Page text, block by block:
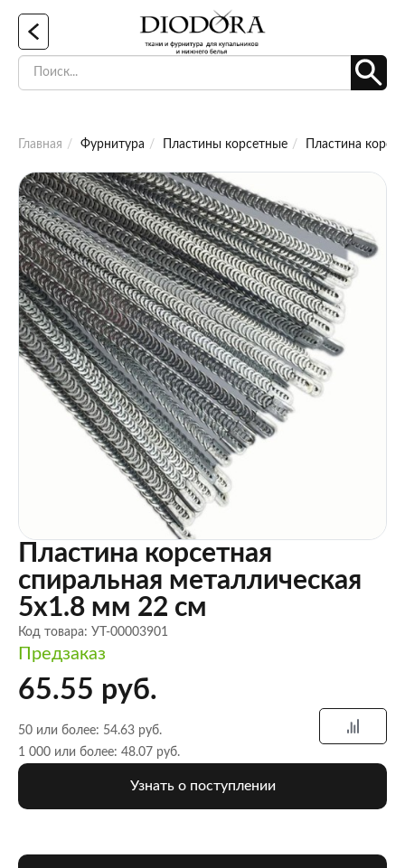
Главная Фурнитура Пластины корсетные Пластина
Пластина корсетная
спиральная металлическая
5х1.8 мм 22 см
Код товара: УТ-00003901
Предзаказ
65.55 руб.
50 или более: 54.63 руб.
1 000 или более: 48.07 руб.
Узнать о поступлении